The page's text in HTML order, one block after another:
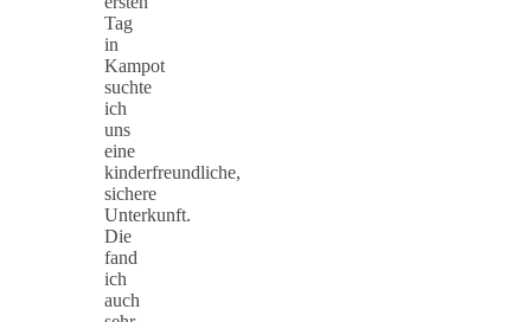
Tag
in
Kampot
suchte
ich
uns
eine
kinderfreundliche,
sichere
Unterkunft.
Die
fand
ich
auch